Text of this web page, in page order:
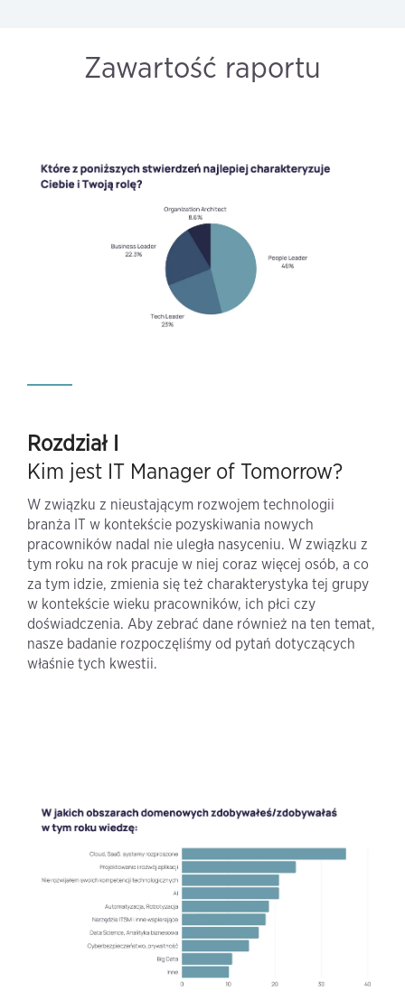
Zawartość raportu
Rozdział I
Kim jest IT Manager of Tomorrow?
W związku z nieustającym rozwojem technologii
branża IT w kontekście pozyskiwania nowych
pracowników nadal nie uległa nasyceniu. W związku z
tym roku na rok pracuje w niej coraz więcej osób, a co
za tym idzie, zmienia się też charakterystyka tej grupy
w kontekście wieku pracowników, ich płci czy
doświadczenia. Aby zebrać dane również na ten temat,
nasze badanie rozpoczęliśmy od pytań dotyczących
właśnie tych kwestii.